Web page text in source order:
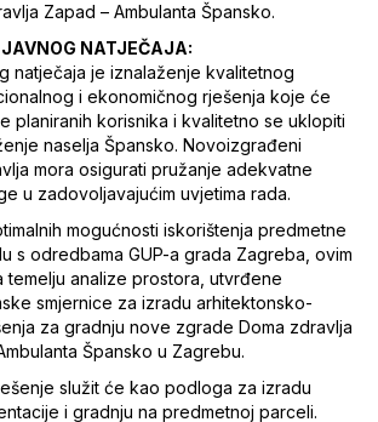
Zapad – Ambulanta Špansko.
NATJEČAJA:
natječaja je iznalaženje kvalitetnog
i ekonomičnog rješenja koje će
planiranih korisnika i kvalitetno se uklopiti
naselja Špansko. Novoizgrađeni
mora osigurati pružanje adekvatne
u zadovoljavajućim uvjetima rada.
mogućnosti iskorištenja predmetne
s odredbama GUP-a grada Zagreba, ovim
temelju analize prostora, utvrđene
smjernice za izradu arhitektonsko-
za gradnju nove zgrade Doma zdravlja
Špansko u Zagrebu.
služit će kao podloga za izradu
i gradnju na predmetnoj parceli.